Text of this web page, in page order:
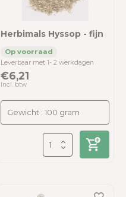
Herbimals Hyssop - fijn
Leverbaar met 1- 2 werkdagen
€6,21
Incl. btw